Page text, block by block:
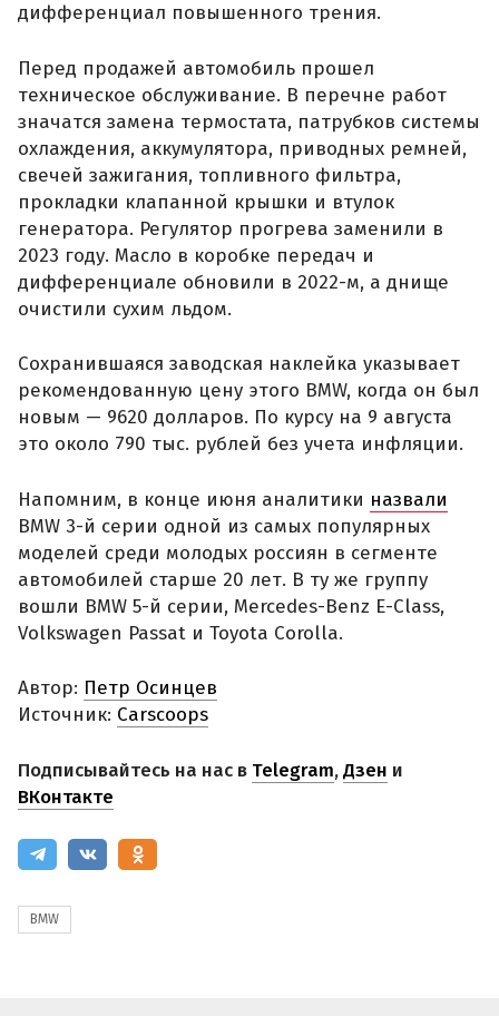
дифференциал повышенного трения.
Перед продажей автомобиль прошел
техническое обслуживание. В перечне работ
значатся замена термостата, патрубков системы
охлаждения, аккумулятора, приводных ремней,
свечей зажигания, топливного фильтра,
прокладки клапанной крышки и втулок
генератора. Регулятор прогрева заменили в
2023 году. Масло в коробке передач и
дифференциале обновили в 2022-м, а днище
очистили сухим льдом.
Сохранившаяся заводская наклейка указывает
рекомендованную цену этого BMW, когда он был
новым — 9620 долларов. По курсу на 9 августа
это около 790 тыс. рублей без учета инфляции.
Напомним, в конце июня аналитики назвали
BMW 3-й серии одной из самых популярных
моделей среди молодых россиян в сегменте
автомобилей старше 20 лет. В ту же группу
вошли BMW 5-й серии, Mercedes-Benz E-Class,
Volkswagen Passat и Toyota Corolla.
Автор: Петр Осинцев
Источник: Carscoops
Подписывайтесь на нас в Telegram,Дзен и
ВКонтакте
BMW